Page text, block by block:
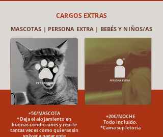
CARGOS EXTRAS
MASCOTAS | PERSONA EXTRA | BEBÉS Y NIÑOS/AS
+20€/NOCHE
Todo incluido.​
*Cama supletoria
+5€/MASCOTA​
*Deja el alojamiento en
buenas condiciones y repite
tantas veces como quieras sin
volver a pagar este